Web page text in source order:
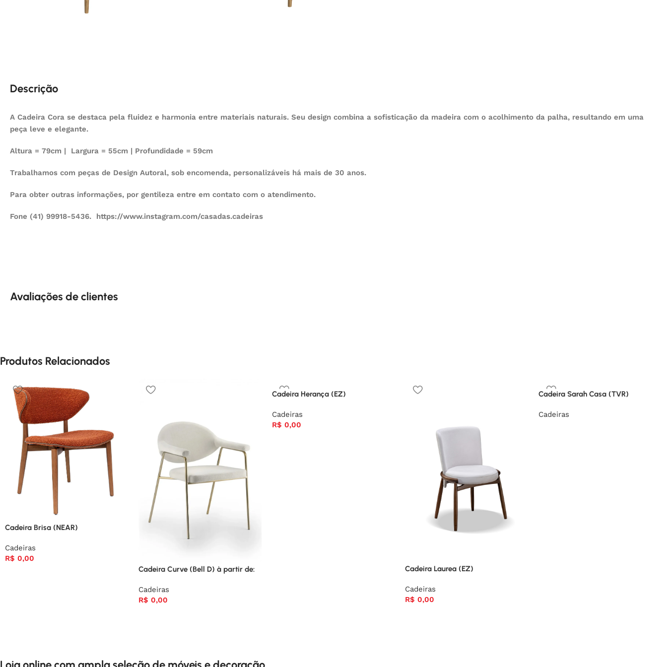
Descrição
A Cadeira Cora se destaca pela fluidez e harmonia entre materiais naturais. Seu design combina a sofisticação da madeira com o acolhimento da palha, resultando em uma
peça leve e elegante.
Altura = 79cm | Largura = 55cm | Profundidade = 59cm
Trabalhamos com peças de Design Autoral, sob encomenda, personalizáveis há mais de 30 anos.
Para obter outras informações, por gentileza entre em contato com o atendimento.
Fone (41) 99918-5436. https://www.instagram.com/casadas.cadeiras
Avaliações de clientes
Produtos Relacionados
Cadeira Brisa (NEAR)
Cadeiras
R$ 0,00
Cadeira Curve (Bell D) à partir de:
Cadeiras
R$ 0,00
Cadeira Herança (EZ)
Cadeiras
R$ 0,00
Cadeira Laurea (EZ)
Cadeiras
R$ 0,00
Cadeira Sarah Casa (TVR)
Cadeiras